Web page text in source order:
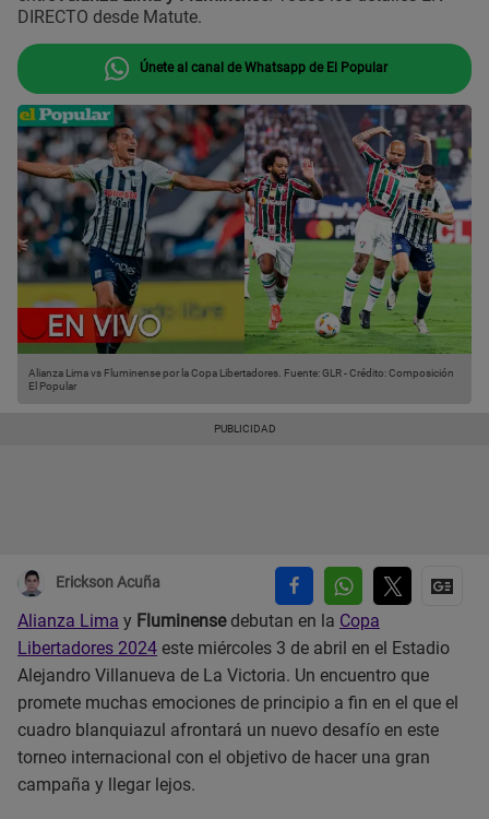
DIRECTO desde Matute.
Únete al canal de Whatsapp de El Popular
Alianza Lima vs Fluminense por la Copa Libertadores. Fuente: GLR-Crédito: Composición
El Popular
Erickson Acuña
Alianza Lima y Fluminensedebutan en la Copa
Libertadores 2024 este miércoles 3 de abril en el Estadio
Alejandro Villanueva de La Victoria. Un encuentro que
promete muchas emociones de principio a fin en el que el
cuadro blanquiazul afrontará un nuevo desafío en este
torneo internacional con el objetivo de hacer una gran
campaña y llegar lejos.